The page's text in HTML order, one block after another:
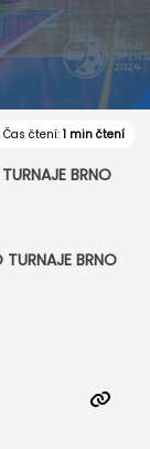
Čas čtení:1 min čtení
BRNO
BRNO